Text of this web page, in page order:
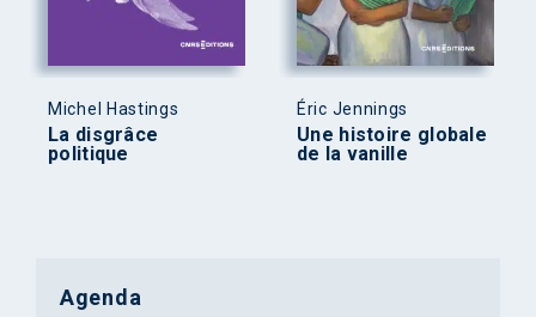
Michel Hastings
La disgrâce
politique
Éric Jennings
Une histoire globale
de la vanille
Agenda